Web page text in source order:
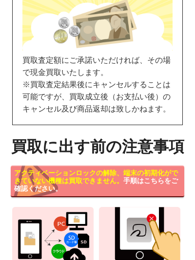
買取査定額にご承諾いただければ、その場
で現金買取いたします。
※買取査定結果後にキャンセルすることは
可能ですが、買取成立後（お支払い後）の
キャンセル及び商品返却は致しかねます。
買取に出す前の注意事項
アクティベーションロックの解除、端末の初期化がで
きていない機種は買取できません。 手順はこちらをご
確認ください。